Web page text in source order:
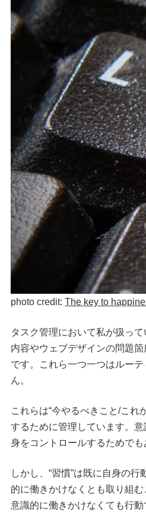
photo credit: The key to
タスク管理において私が扱っ
内容やウェブデザインの問題
です。これら一つ一つはルー
ん。
これらは“今やるべきこと/これ
するために管理しています。
身をコントロールするためでも
しかし、“習慣”は既に自身の
的に働きかけなくとも取り組む
意識的に働きかけなくても行